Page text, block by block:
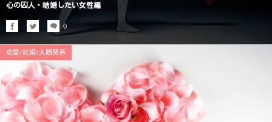
心の囚人・結婚したい女性編
0
恋愛/結婚/人間関係